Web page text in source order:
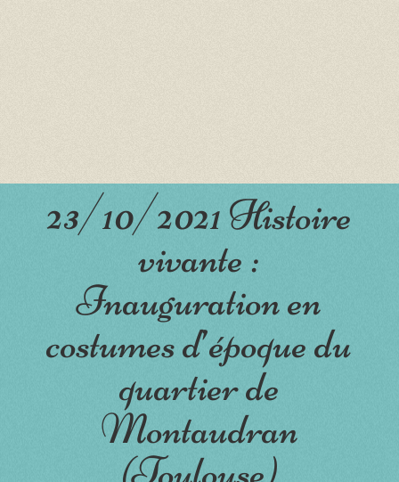
23/10/2021 Histoire
vivante :
Inauguration en
costumes d’époque du
quartier de
Montaudran